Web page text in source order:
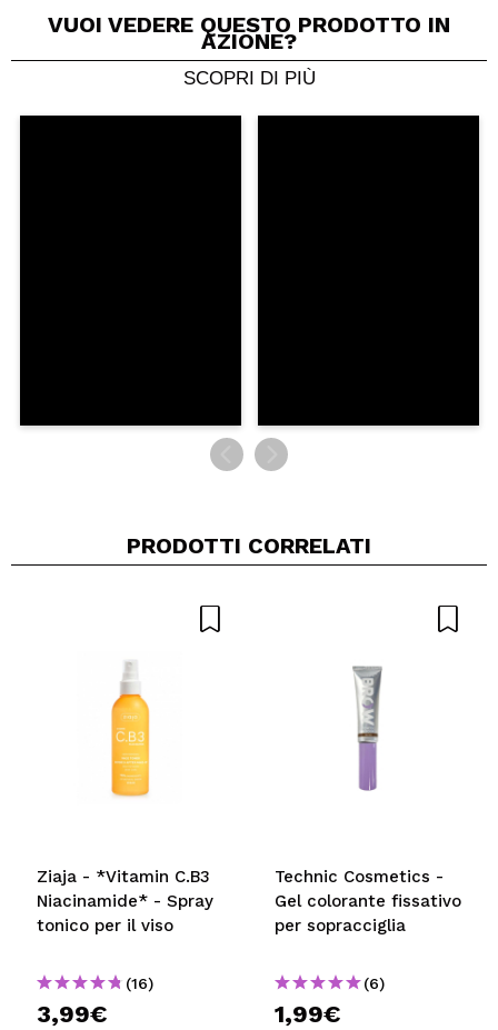
Condividi un video o una foto
Il tuo video potrebbe essere il primo. Immaginalo...
VUOI VEDERE QUESTO PRODOTTO IN
AZIONE?
SCOPRI DI PIÙ
PRODOTTI CORRELATI
Ziaja - *Vitamin C.B3
Niacinamide* - Spray
tonico per il viso
(16)
3,99€
Technic Cosmetics -
Gel colorante fissativo
per sopracciglia
(6)
1,99€